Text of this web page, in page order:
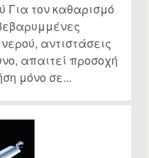
Για τον καθαρισμό
αντιστάσεις
απαιτεί προσοχή
μόνο σε...